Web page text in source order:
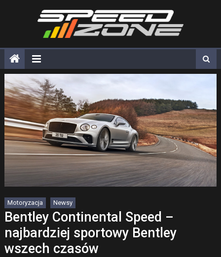
Motoryzacja Newsy
Bentley Continental Speed –
najbardziej sportowy Bentley
wszech czasów